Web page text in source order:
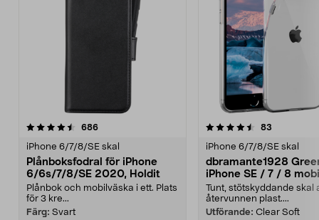
686recensioner
iPhone 6/7/8/SE skal
Plånboksfodral för iPhone
6/6s/7/8/SE 2020, Holdit
Plånbok och mobilväska i ett. Plats
för 3 kre...
Färg: Svart
4.5 av 5 stjärnor 83
iPhone 6/7/8/SE skal
dbramante1928
iPhone SE / 7 / 8
Tunt, stötskyddande skal
återvunnen plast....
Utförande: Clear Soft
4.5 av 5 stjärnor